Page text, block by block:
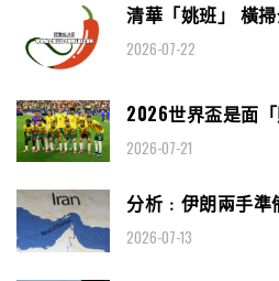
清華「姚班」 橫
2026-07-22
2026世界盃是面「
2026-07-21
分析﹕伊朗兩手準
2026-07-13